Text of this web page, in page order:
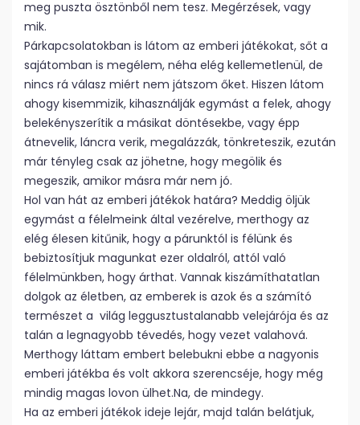
meg puszta ösztönből nem tesz. Megérzések, vagy
mik.
Párkapcsolatokban is látom az emberi játékokat, sőt a
sajátomban is megélem, néha elég kellemetlenül, de
nincs rá válasz miért nem játszom őket. Hiszen látom
ahogy kisemmizik, kihasználják egymást a felek, ahogy
belekényszerítik a másikat döntésekbe, vagy épp
átnevelik, láncra verik, megalázzák, tönkreteszik, ezután
már tényleg csak az jöhetne, hogy megölik és
megeszik, amikor másra már nem jó.
Hol van hát az emberi játékok határa? Meddig öljük
egymást a félelmeink által vezérelve, merthogy az
elég élesen kitűnik, hogy a párunktól is félünk és
bebiztosítjuk magunkat ezer oldalról, attól való
félelmünkben, hogy árthat. Vannak kiszámíthatatlan
dolgok az életben, az emberek is azok és a számító
természet a világ leggusztustalanabb velejárója és az
talán a legnagyobb tévedés, hogy vezet valahová.
Merthogy láttam embert belebukni ebbe a nagyonis
emberi játékba és volt akkora szerencséje, hogy még
mindig magas lovon ülhet.Na, de mindegy.
Ha az emberi játékok ideje lejár, majd talán belátjuk,